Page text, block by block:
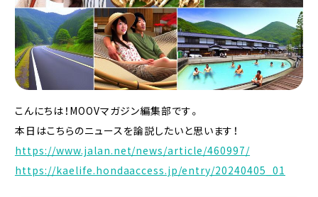
お問合せ
人材募集 （ライター、配車スタッフ、デザイナー）
こんにちは！MOOVマガジン編集部です。
本日はこちらのニュースを論説したいと思います！
https://www.jalan.net/news/article/460997/
https://kaelife.hondaaccess.jp/entry/20240405_01